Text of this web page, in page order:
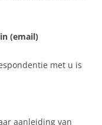
(email)
met u is
aanleiding van